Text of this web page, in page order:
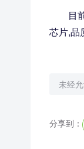
目
芯片,品
未经
分享到：